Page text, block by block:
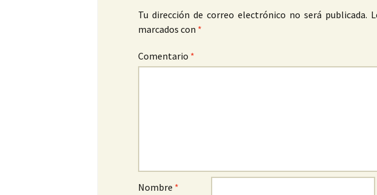
Tu dirección de correo electrónico no será publicada.
marcados con *
Comentario *
Nombre *